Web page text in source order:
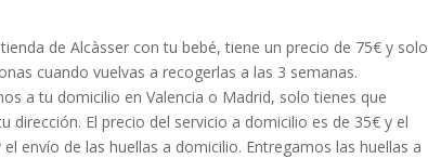
de Alcàsser con tu bebé, tiene un precio de 75€ y solo
cuando vuelvas a recogerlas a las 3 semanas.
a tu domicilio en Valencia o Madrid, solo tienes que
El precio del servicio a domicilio es de 35€ y el
envío de las huellas a domicilio. Entregamos las huellas a